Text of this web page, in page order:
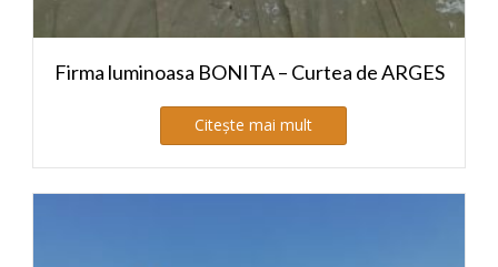
Firma luminoasa BONITA – Curtea de ARGES
Citește mai mult